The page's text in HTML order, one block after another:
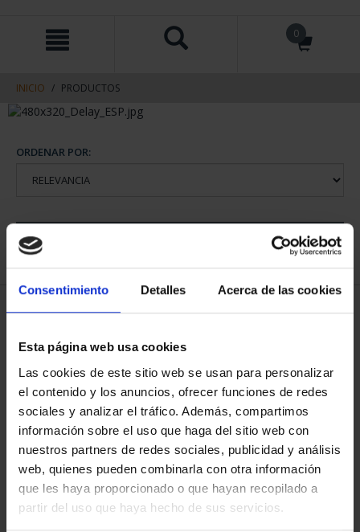
Consentimiento Detalles Acerca de las cookies
Esta página web usa cookies
Las cookies de este sitio web se usan para personalizar
el contenido y los anuncios, ofrecer funciones de redes
sociales y analizar el tráfico. Además, compartimos
información sobre el uso que haga del sitio web con
nuestros partners de redes sociales, publicidad y análisis
web, quienes pueden combinarla con otra información
que les haya proporcionado o que hayan recopilado a
partir del uso que haya hecho de sus servicios.
contenido
navegacin
0
INICIO PRODUCTOS
ORDENAR POR:
1 Productos encontrados